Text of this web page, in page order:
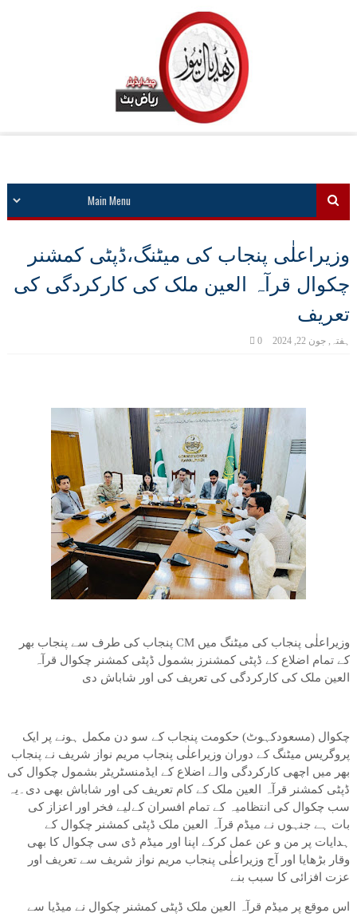
وزیراعلٰی پنجاب کی میٹنگ،ڈپٹی کمشنر
چکوال قرآہ العین ملک کی کارکردگی کی
تعریف
ہفتہ, جون 22, 2024 0
وزیراعلٰی پنجاب کی میٹنگ میں CM پنجاب کی طرف سے پنجاب بھر
کے تمام اضلاع کے ڈپٹی کمشنرز بشمول ڈپٹی کمشنر چکوال قرآہ
العین ملک کی کارکردگی کی تعریف کی اور شاباش دی
چکوال (مسعودکہوٹ) حکومت پنجاب کے سو دن مکمل ہونے پر ایک
پروگریس میٹنگ کے دوران وزیراعلٰی پنجاب مریم نواز شریف نے پنجاب
بھر میں اچھی کارکردگی والے اضلاع کے ایڈمنسٹریٹر بشمول چکوال کی
ڈپٹی کمشنر قرآہ العین ملک کے کام تعریف کی اور شاباش بھی دی۔یہ
سب چکوال کی انتظامیہ کے تمام افسران کےلیے فخر اور اعزاز کی
بات ہے جنہوں نے میڈم قرآہ العین ملک ڈپٹی کمشنر چکوال کے
ہدایات پر من و عن عمل کرکے اپنا اور میڈم ڈی سی چکوال کا بھی
وقار بڑھایا اور آج وزیراعلٰی پنجاب مریم نواز شریف سے تعریف اور
عزت افزائی کا سبب بنے
اس موقع پر میڈم قرآہ العین ملک ڈپٹی کمشنر چکوال نے میڈیا سے